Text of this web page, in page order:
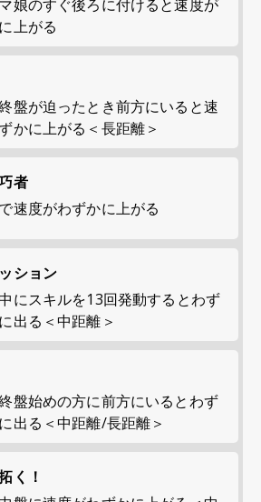
娘のすぐ後ろに付けると速度が
上がる
盤が迫ったとき前方にいると速
かに上がる＜長距離＞
者
速度がわずかに上がる
ション
にスキルを13回発動するとわず
出る＜中距離＞
盤始めの方に前方にいるとわず
出る＜中距離/長距離＞
く！